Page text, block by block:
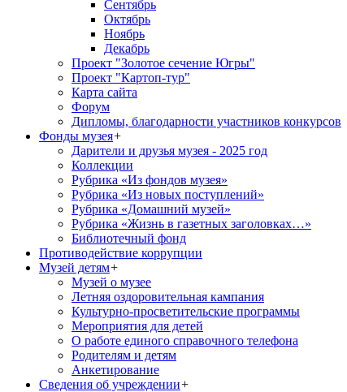
Сентябрь
Октябрь
Ноябрь
Декабрь
Проект "Золотое сечение Югры"
Проект "Картоп-тур"
Карта сайта
Форум
Дипломы, благодарности участников конкурсов
Фонды музея+
Дарители и друзья музея - 2025 год
Коллекции
Рубрика «Из фондов музея»
Рубрика «Из новых поступлений»
Рубрика «Домашний музей»
Рубрика «Жизнь в газетных заголовках…»
Библиотечный фонд
Противодействие коррупции
Музей детям+
Музей о музее
Летняя оздоровительная кампания
Культурно-просветительские программы
Мероприятия для детей
О работе единого справочного телефона
Родителям и детям
Анкетирование
Сведения об учреждении+